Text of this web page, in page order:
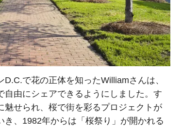
で花の正体を知ったWilliamさんは、
自由にシェアできるようにしました。す
魅せられ、桜で街を彩るプロジェクトが
、1982年からは「桜祭り」が開かれる